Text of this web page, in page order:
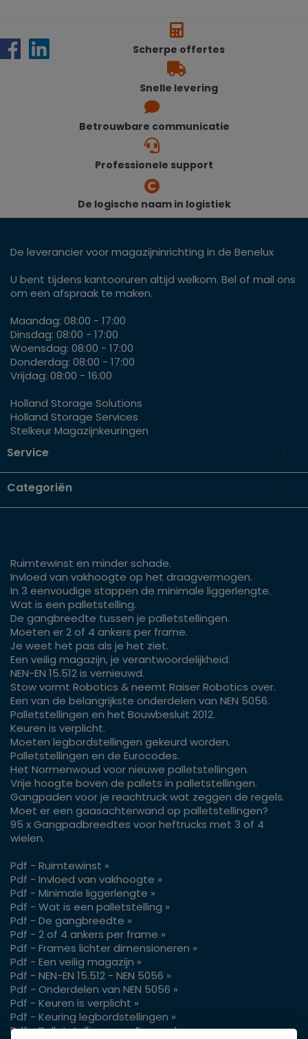
Scherpe offertes
Snelle levering
Betrouwbare communicatie
Professionele support
De logische naam in logistiek
De leverancier voor magazijninrichting in de Benelux
U bent tijdens kantooruren altijd welkom. Bel of mail ons
om een afspraak te maken.
Maandag: 08:00 - 17:00
Dinsdag: 08:00 - 17:00
Woensdag: 08:00 - 17:00
Donderdag: 08:00 - 17:00
Vrijdag: 08:00 - 16:00
Holland Storage Solutions
Holland Storage Services
Stelkeur Magazijnkeuringen
Service 
Categoriën 
Ruimtewinst en minder schade.
Invloed van vakhoogte op het draagvermogen.
In 3 eenvoudige stappen de minimale liggerlengte.
Wat is een palletstelling.
De gangbreedte tussen je palletstellingen.
Moeten er 2 of 4 ankers per frame.
Je weet het pas als je het ziet.
Een veilig magazijn, je verantwoordelijkheid.
NEN-EN 15.512 is vernieuwd.
Stow vormt Robotics & neemt Raiser Robotics over.
Een van de belangrijkste onderdelen van NEN 5056.
Palletstellingen en het Bouwbesluit 2012.
Keuren is verplicht.
Moeten legbordstellingen gekeurd worden.
Palletstellingen en de Eurocodes.
Het Normenwoud voor nieuwe palletstellingen.
Vrije hoogte boven de pallets in palletstellingen.
Gangpaden voor je reachtruck wat zeggen de regels.
Moet er een gaasachterwand op palletstellingen?
95 x Gangpadbreedtes voor heftrucks met 3 of 4
wielen.
Pdf - Ruimtewinst »
Pdf - Invloed van vakhoogte »
Pdf - Minimale liggerlengte »
Pdf - Wat is een palletstelling »
Pdf - De gangbreedte »
Pdf - 2 of 4 ankers per frame »
Pdf - Frames lichter dimensioneren »
Pdf - Een veilig magazijn »
Pdf - NEN-EN 15.512 - NEN 5056 »
Pdf - Onderdelen van NEN 5056 »
Pdf - Keuren is verplicht »
Pdf - Keuring legbordstellingen »
Pdf - Palletstellingen en Eurocodes »